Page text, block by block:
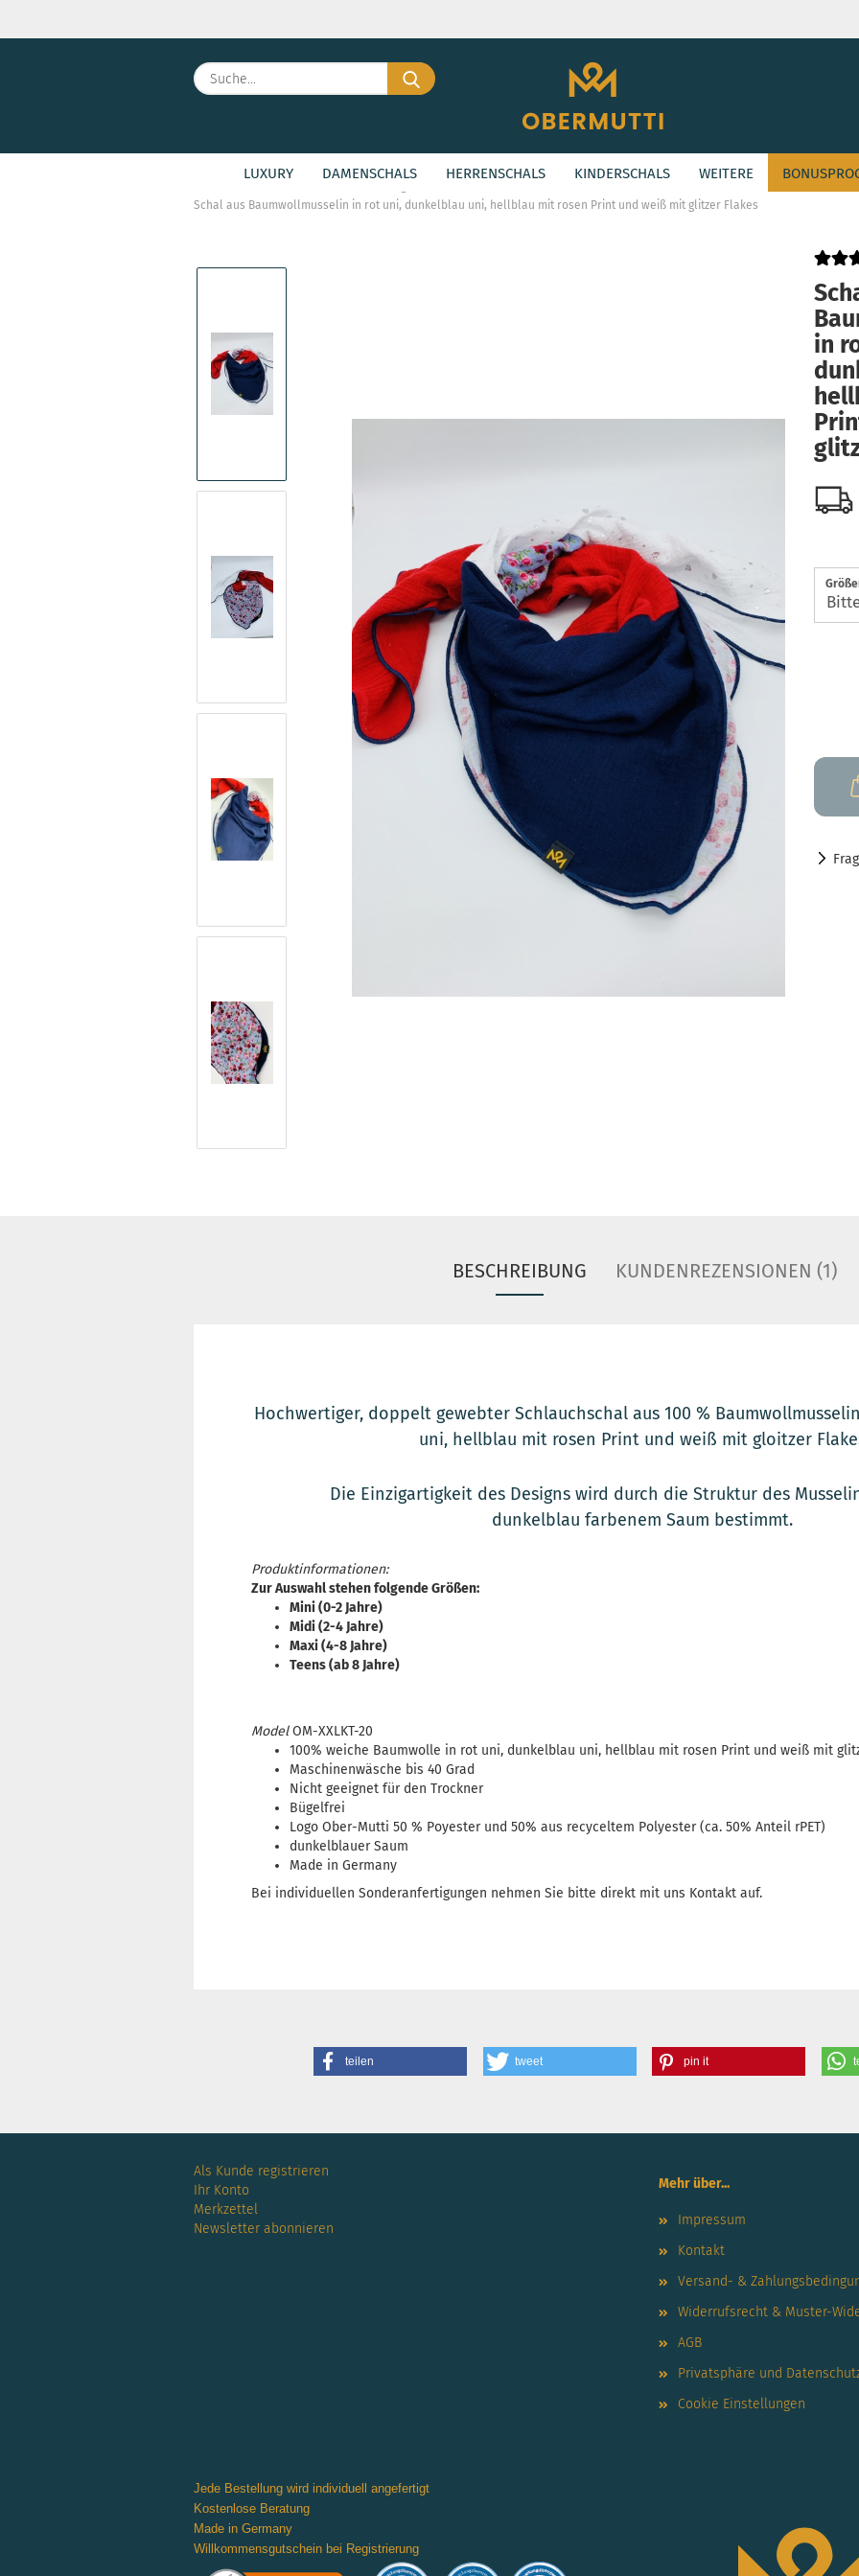
Passwort
Konto erstellen
Passwort
Suche...
LUXURY DAMENSCHALS HERRENSCHALS KINDERSCHALS WEITERE
Schal aus Baumwollmusselin in rot uni, dunkelblau uni, hellblau mit rosen Print und weiß mit glitzer Flakes
in
BESCHREIBUNG KUNDENREZENSIONEN (1)
Hochwertiger, doppelt gewebter Schlauchschal aus 100 %
uni, hellblau mit rosen Print und weiß mit gloitzer
Die Einzigartigkeit des Designs wird durch die Struktur des
dunkelblau farbenem Saum bestimmt.
Produktinformationen:
Zur Auswahl stehen folgende Größen:
Mini (0-2 Jahre)
Midi (2-4 Jahre)
Maxi (4-8 Jahre)
Teens (ab 8 Jahre)
ModelOM-XXLKT-20
100% weiche Baumwolle in rot uni, dunkelblau uni, hellblau mit rosen Print und weiß mit
​Maschinenwäsche bis 40 Grad
Nicht geeignet für den Trockner
Bügelfrei
Logo Ober-Mutti 50 % Poyester und 50% aus recyceltem Polyester (ca. 50% Anteil rPET)
dunkelblauer Saum
Made in Germany
Bei individuellen Sonderanfertigungen nehmen Sie bitte direkt mit uns Kontakt auf.
teilen tweet pin it
Als Kunde registrieren
Ihr Konto
Merkzettel
Newsletter abonnieren
Mehr über...
Impressum
Kontakt
Versand- &
Widerrufsrecht & Muster-
AGB
Privatsphäre und
Cookie Einstellungen
Jede Bestellung wird individuell angefertigt
Kostenlose Beratung
Made in Germany
Willkommensgutschein bei Registrierung